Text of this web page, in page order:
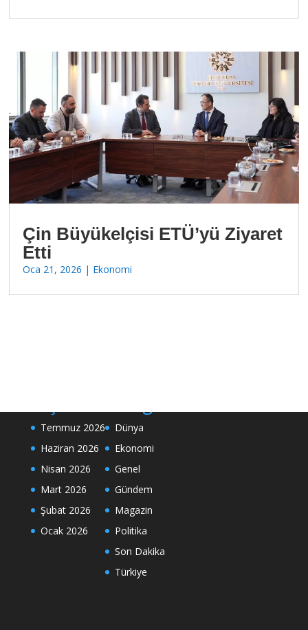
Çin Büyükelçisi ETÜ’yü Ziyaret
Etti
Oca 21, 2026 | Ekonomi
Temmuz 2026
Haziran 2026
Nisan 2026
Mart 2026
Şubat 2026
Ocak 2026
Dünya
Ekonomi
Genel
Gündem
Magazin
Politika
Son Dakika
Türkiye